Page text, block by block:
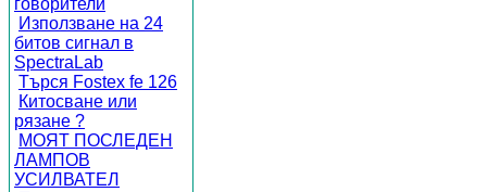
говорители
Използване на 24
битов сигнал в
SpectraLab
Търся Fostex fe 126
Китосване или
рязане ?
МОЯТ ПОСЛЕДЕН
ЛАМПОВ
УСИЛВАТЕЛ